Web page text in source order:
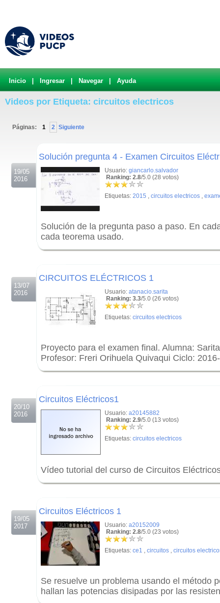
Inicio Ingresar Navegar Ayuda
Videos por Etiqueta: circuitos electricos
Páginas: 1 2 Siguiente
19/05
2016
Solución pregunta 4 - Examen Circuitos
Usuario: giancarlo.salvador
Ranking: 2.8/5.0 (28 votos)
Etiquetas: 2015 , circuitos electricos ,
Solución de la pregunta paso a paso. En
cada teorema usado.
13/07
2016
CIRCUITOS ELÉCTRICOS 1
Usuario: atanacio.sarita
Ranking: 3.3/5.0 (26 votos)
Etiquetas: circuitos electricos
Proyecto para el examen final. Alumna:
Profesor: Freri Orihuela Quivaqui Ciclo:
20/10
2016
Circuitos Eléctricos1
Usuario: a20145882
Ranking: 2.9/5.0 (13 votos)
Etiquetas: circuitos electricos
Vídeo tutorial del curso de Circuitos
19/05
2017
Circuitos Eléctricos 1
Usuario: a20152009
Ranking: 2.8/5.0 (23 votos)
Etiquetas: ce1 , circuitos , circuitos
Se resuelve un problema usando el método
hallan las potencias disipadas por las